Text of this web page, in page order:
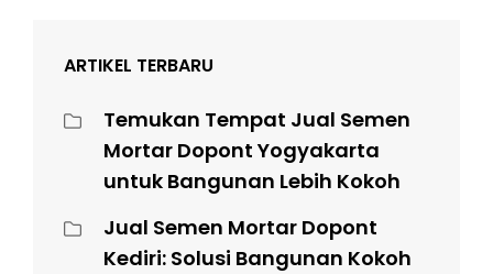
ARTIKEL TERBARU
Temukan Tempat Jual Semen
Mortar Dopont Yogyakarta
untuk Bangunan Lebih Kokoh
Jual Semen Mortar Dopont
Kediri: Solusi Bangunan Kokoh